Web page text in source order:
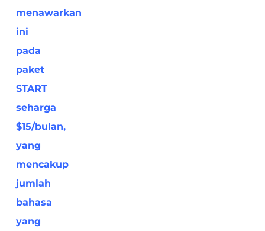
menawarkan
ini
pada
paket
START
seharga
$15/bulan,
yang
mencakup
jumlah
bahasa
yang